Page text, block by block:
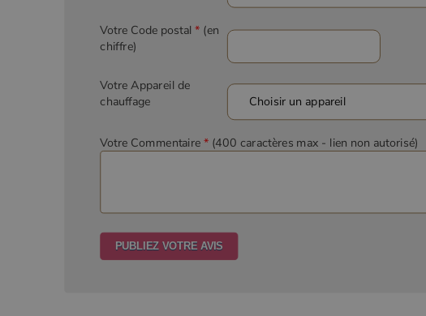
Votre Code postal * (en
chiffre)
Votre Appareil de
chauffage
Votre Commentaire * (400 caractères max - lien non autorisé)